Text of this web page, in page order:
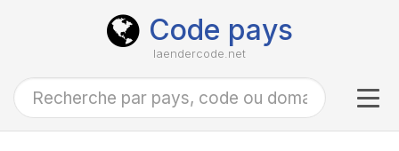
Code pays
laendercode.net